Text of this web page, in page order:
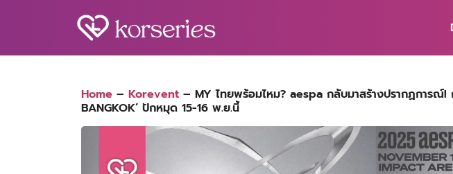
Home – Korevent – MY ไทยพร้อมไหม? aespa กลับมาสร้างปรากฏการณ์!
BANGKOK’ ปักหมุด 15-16 พ.ย.นี้